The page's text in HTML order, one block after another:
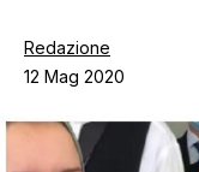
Chi siamo
Contatti
Redazione
12 Mag 2020